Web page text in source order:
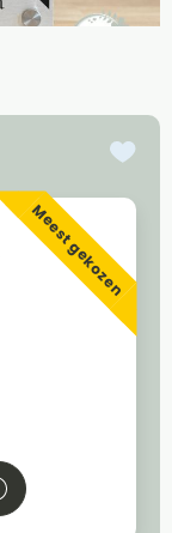
Meest gekozen